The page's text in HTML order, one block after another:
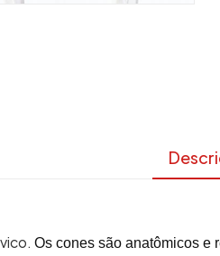
Os cones são anatômicos e